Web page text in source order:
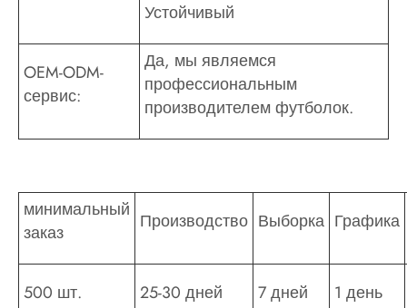
Устойчивый
OEM-ODM-
сервис:
Да, мы являемся
профессиональным
производителем футболок.
минимальный
заказ
Производство Выборка Графика
500 шт. 25-30 дней 7 дней 1 день